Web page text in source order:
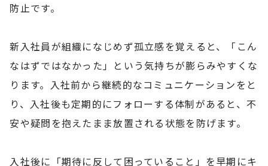
防止です。
新入社員が組織になじめず孤立感を覚えると、「こん
なはずではなかった」という気持ちが膨らみやすくな
ります。入社前から継続的なコミュニケーションをと
り、入社後も定期的にフォローする体制があると、不
安や疑問を抱えたまま放置される状態を防げます。
入社後に「期待に反して困っていること」を早期にキ